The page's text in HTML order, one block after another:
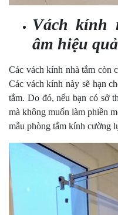
Vách kính
âm hiệu
Các vách kính nhà tắm còn
Các vách kính này sẽ hạn
tắm. Do đó, nếu bạn có sở
mà không muốn làm phiền
mẫu phòng tắm kính cường